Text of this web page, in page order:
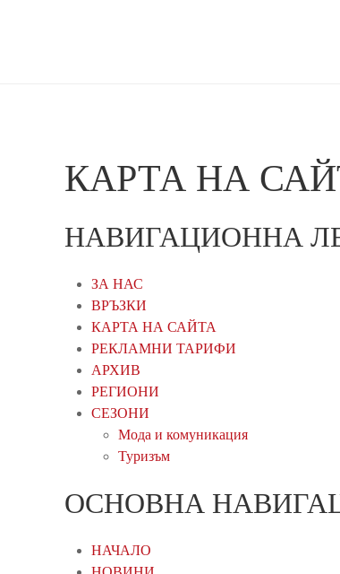
КАРТА НА
НАВИГАЦИОННА
ЗА НАС
ВРЪЗКИ
КАРТА НА САЙТА
РЕКЛАМНИ ТАРИФИ
АРХИВ
РЕГИОНИ
СЕЗОНИ
Мода и комуникация
Туризъм
ОСНОВНА
НАЧАЛО